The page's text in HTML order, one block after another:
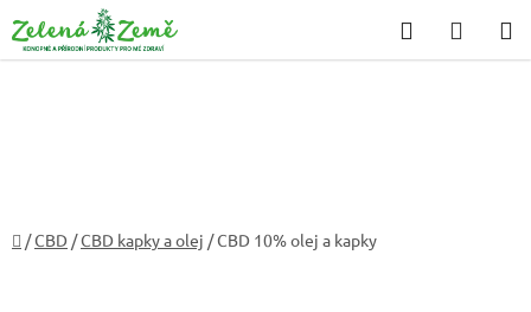
na
obsah
Hledat
KOŠÍK
Domů
/CBD /CBD kapky a olej /CBD 10% olej a kapky